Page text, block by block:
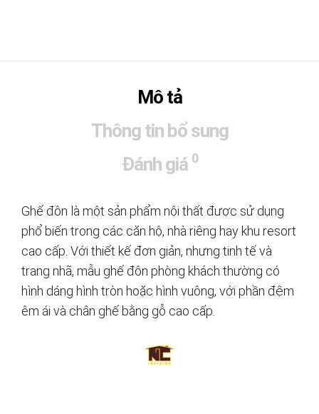
Mô tả
Thông tin bổ sung
Đánh giá 0
Ghế đôn là một sản phẩm nội thất được sử dụng
phổ biến trong các căn hộ, nhà riêng hay khu resort
cao cấp. Với thiết kế đơn giản, nhưng tinh tế và
trang nhã, mẫu ghế đôn phòng khách thường có
hình dáng hình tròn hoặc hình vuông, với phần đệm
êm ái và chân ghế bằng gỗ cao cấp.